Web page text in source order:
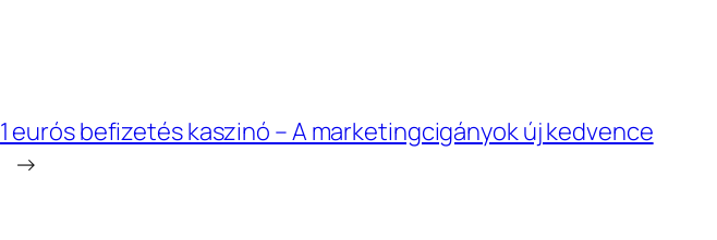
1 eurós befizetés kaszinó – A marketingcigányok új kedvence
→